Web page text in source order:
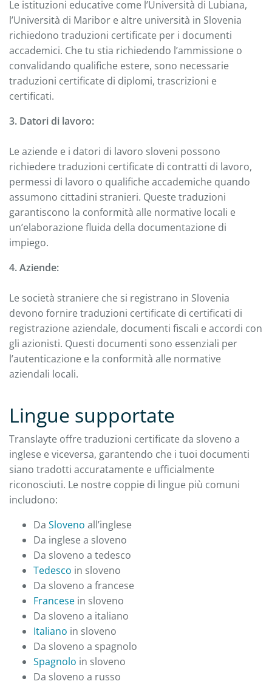
Le istituzioni educative come l’Università di Lubiana,
l’Università di Maribor e altre università in Slovenia
richiedono traduzioni certificate per i documenti
accademici. Che tu stia richiedendo l’ammissione o
convalidando qualifiche estere, sono necessarie
traduzioni certificate di diplomi, trascrizioni e
certificati.
3. Datori di lavoro:
Le aziende e i datori di lavoro sloveni possono
richiedere traduzioni certificate di contratti di lavoro,
permessi di lavoro o qualifiche accademiche quando
assumono cittadini stranieri. Queste traduzioni
garantiscono la conformità alle normative locali e
un’elaborazione fluida della documentazione di
impiego.
4. Aziende:
Le società straniere che si registrano in Slovenia
devono fornire traduzioni certificate di certificati di
registrazione aziendale, documenti fiscali e accordi con
gli azionisti. Questi documenti sono essenziali per
l’autenticazione e la conformità alle normative
aziendali locali.
Lingue supportate
Translayte offre traduzioni certificate da sloveno a
inglese e viceversa, garantendo che i tuoi documenti
siano tradotti accuratamente e ufficialmente
riconosciuti. Le nostre coppie di lingue più comuni
includono:
Da Sloveno all’inglese
Da inglese a sloveno
Da sloveno a tedesco
Tedesco in sloveno
Da sloveno a francese
Francese in sloveno
Da sloveno a italiano
Italiano in sloveno
Da sloveno a spagnolo
Spagnolo in sloveno
Da sloveno a russo